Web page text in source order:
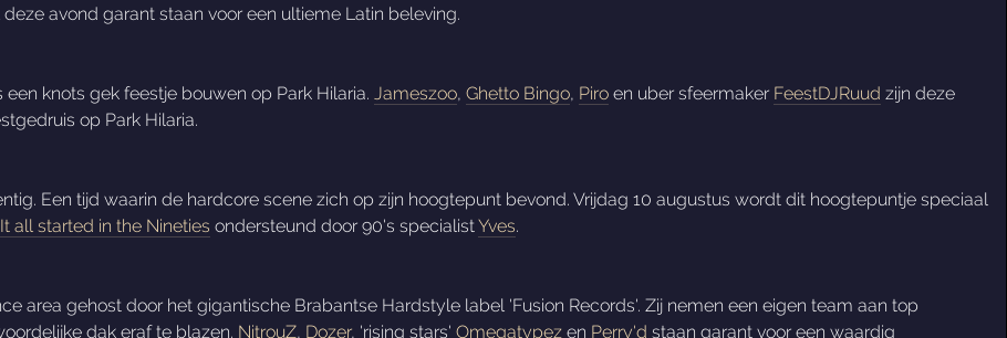
avond garant staan voor een ultieme Latin beleving.
knots gek feestje bouwen op Park Hilaria. Jameszoo, Ghetto Bingo, Piroen uber sfeermaker FeestDJRuud zijn deze
op Park Hilaria.
Een tijd waarin de hardcore scene zich op zijn hoogtepunt bevond. Vrijdag 10 augustus wordt dit hoogtepuntje speciaal
It all started in the Nineties ondersteund door 90's specialistYves.
area gehost door het gigantische Brabantse Hardstyle label 'Fusion Records'. Zij nemen een eigen team aan top
dak eraf te blazen. NitrouZ, Dozer, 'rising stars' Omegatypezen Perry'd staan garant voor een waardig